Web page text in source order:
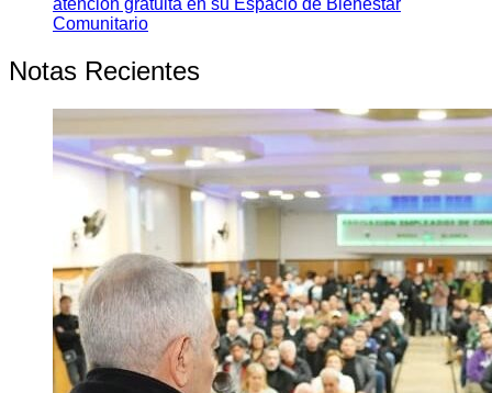
atención gratuita en su Espacio de Bienestar
Comunitario
Notas Recientes